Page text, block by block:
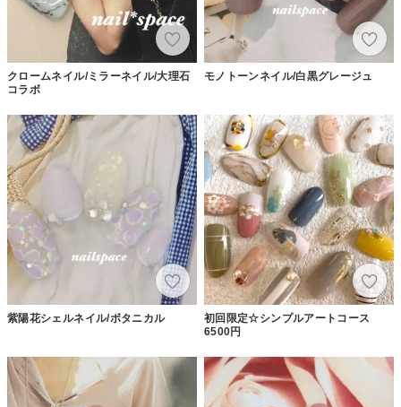
クロームネイル/ミラーネイル/大理石
コラボ
モノトーンネイル/白黒グレージュ
紫陽花シェルネイル/ボタニカル
初回限定☆シンプルアートコース
6500円